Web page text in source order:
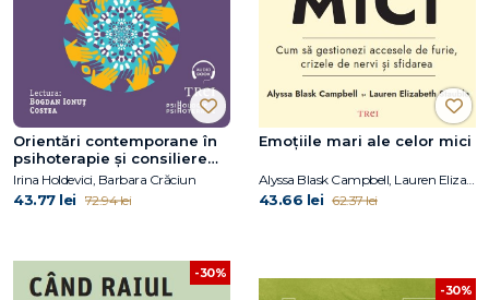
Orientări contemporane în
psihoterapie și consiliere
psihologică
Irina Holdevici, Barbara Crăciun
43.77 lei 72.94 lei
Emoțiile mari ale celor mici
Alyssa Blask Campbell, Lauren Elizabeth Stauble
43.66 lei 62.37 lei
-30%
-30%